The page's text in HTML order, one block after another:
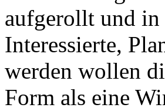
aufgerollt und in
Interessierte,
werden wollen
Form als eine